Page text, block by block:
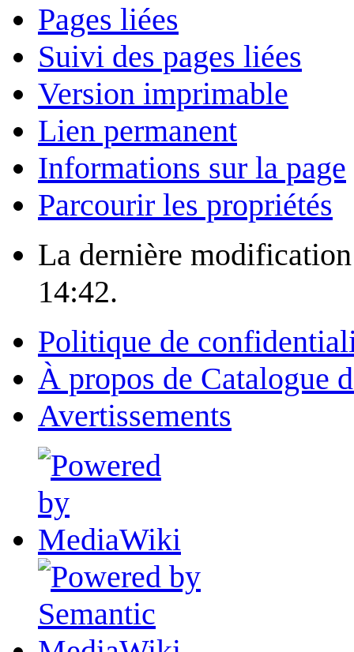
Pages liées
Suivi des pages liées
Version imprimable
Lien permanent
Informations sur la page
Parcourir les propriétés
La dernière
14:42.
Politique de
À propos de Catalogue
Avertissements